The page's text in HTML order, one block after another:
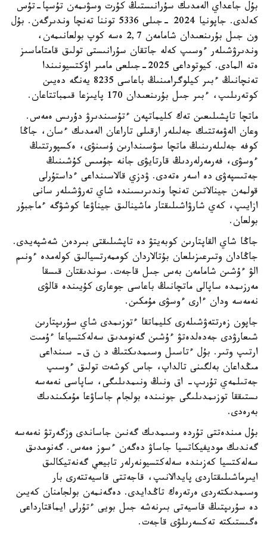
بۇل جاعداي الەمدىك سۇرانىستىڭ كۇرت وسۋىمەن تۇسپا-تۇس
كەلدى. جاپونيا 2024 -جىلى 5336 توننا تەنچا وندىرگەن. بۇل
ون جىل بۇرىنعىدان شامامەن 2,7 ەسە كوپ بولعانىمەن،
وندىرۋشىلەر ءوسىپ كەلە جاتقان سۇرانىستى تولىق قامتاماسىز
ەتە المادى. كيوتوداعى 2025-جىلعى مامىر اۋكتسيونىندا
تەنچانىڭ ءبىر كيلوگرامىنىڭ باعاسى 8235 يەنگە دەيىن
كوتەرىلىپ، ءبىر جىل بۇرىنعىدان 170 پايىزعا قىمباتتاعان.
ماتچا تاپشىلىعىن تەك كليماتپەن ءتۇسىندىرۋ دۇرىس ەمەس.
وعان الەۋمەتتىك جەلىلەر ارقىلى تاراعان الەمدىك ءسان، جاڭا
كوفە جەلىلەرىنىڭ ماتچا سۋسىندارىن ۇسىنۋى، ەكسپورتتىڭ
ءوسۋى، فەرمەرلەردىڭ قارتايۋى جانە جۇمىس كۇشىنىڭ
جەتىسپەۋى دە اسەر ەتەدى. ۋدزي قالاسىنداعى ءداستۇرلى
قولمەن جينالاتىن تەنچا وندىرىسىندە شاي تەرۋشىلەر سانى
ازايىپ، كەي شارۋاشىلىقتار ماشينالىق جيناۋعا كوشۋگە ءماجبۇر
بولعان.
جاڭا شاي القاپتارىن كوبەيتۋ دە تاپشىلىقتى بىردەن شەشپەيدى.
جاڭادان وتىرعىزىلعان بۇتالاردان كوممەرتسيالىق كولەمدە ءونىم
الۋ ءۇشىن شامامەن بەس جىل قاجەت. سوندىقتان قىسقا
مەرزىمدە ساپالى ماتچانىڭ باعاسى جوعارى كۇيىندە قالۋى
نەمەسە ودان ءارى ءوسۋى مۇمكىن.
جاپون زەرتتەۋشىلەرى كليماتقا ءتوزىمدى شاي سۇرىپتارىن
شىعارۋدى جەدەلدەتۋ ءۇشىن گەنومدىق سەلەكتسياعا ءۇمىت
ارتىپ وتىر. بۇل ءتاسىل وسىمدىكتىڭ د ن ق- سىنداعى
مىڭداعان بەلگىنى تالداپ، جاس كوشەت تولىق ءوسىپ
جەتىلمەي تۇرىپ- اق ونىڭ ونىمدىلىگى، ساپاسى نەمەسە
ىستىققا توزىمدىلىگى جونىندە بولجام جاساۋعا مۇمكىندىك
بەرەدى.
بۇل مىندەتتى تۇردە وسىمدىك گەنىن جاساندى وزگەرتۋ نەمەسە
گەندىك موديفيكاتسيا جاساۋ دەگەن ءسوز ەمەس. گەنومدىق
سەلەكتسيا كەزىندە سەلەكتسيونەرلەر تابيعي گەنەتيكالىق
ايىرماشىلىقتاردى پايدالانىپ، قاجەتتى قاسيەتتەرى بار
وسىمدىكتەردى ەرتەرەك تاڭدايدى. دەگەنمەن بولجامنان كەيىن
دە سۇرىپتىڭ قاسيەتى بىرنەشە جىل بويى ءتۇرلى ايماقتارداعى
ەگىستىكتە تەكسەرىلۋى قاجەت.